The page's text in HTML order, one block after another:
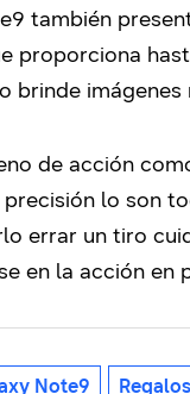
también
proporciona
brinde imágenes
de acción
lo son
errar un tiro
en la acción en
Note9